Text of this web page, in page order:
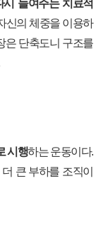
늘여주는 치료적
신의 체중을 이용하
은 단축도니 구조를
시행하는 운동이다.
큰 부하를 조직이